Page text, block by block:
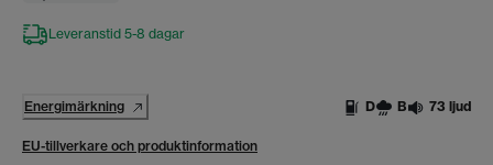
Leveranstid 5-8 dagar
Energimärkning D B 73 ljud
EU-tillverkare och produktinformation